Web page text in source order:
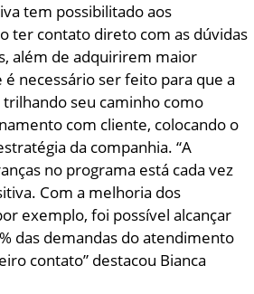
tem possibilitado aos
ter contato direto com as dúvidas
além de adquirirem maior
necessário ser feito para que a
seu caminho como
com cliente, colocando o
da companhia. “A
no programa está cada vez
Com a melhoria dos
exemplo, foi possível alcançar
das demandas do atendimento
contato” destacou Bianca